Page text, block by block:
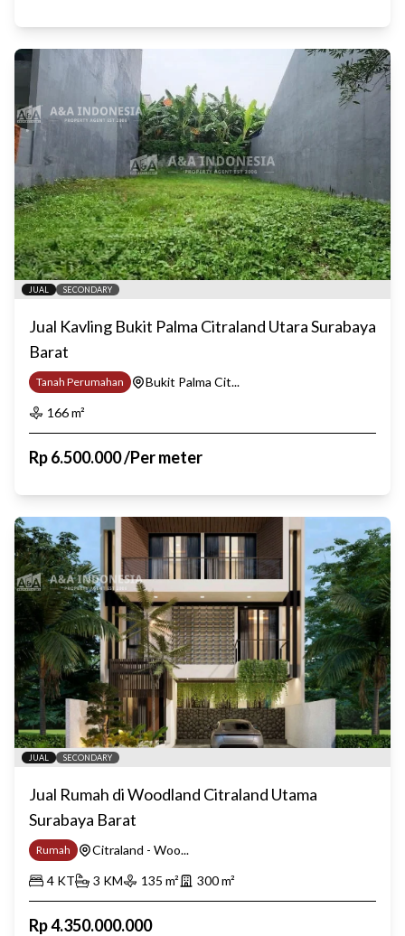
JUAL SECONDARY
Jual Kavling Bukit Palma Citraland Utara Surabaya
Barat
Tanah Perumahan
Bukit Palma Cit...
166m²
Rp6.500.000/Per meter
JUAL SECONDARY
Jual Rumah di Woodland Citraland Utama
Surabaya Barat
Rumah
Citraland - Woo...
4 KT 3 KM 135 m² 300m²
Rp4.350.000.000